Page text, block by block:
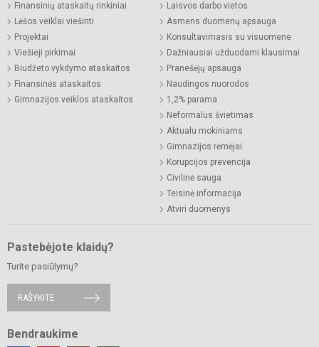
Finansinių ataskaitų rinkiniai
Lėšos veiklai viešinti
Projektai
Viešieji pirkimai
Biudžeto vykdymo ataskaitos
Finansinės ataskaitos
Gimnazijos veiklos ataskaitos
Laisvos darbo vietos
Asmens duomenų apsauga
Konsultavimasis su visuomene
Dažniausiai užduodami klausimai
Pranešėjų apsauga
Naudingos nuorodos
1,2% parama
Neformalus švietimas
Aktualu mokiniams
Gimnazijos rėmėjai
Korupcijos prevencija
Civilinė sauga
Teisinė informacija
Atviri duomenys
Pastebėjote klaidų?
Turite pasiūlymų?
RAŠYKITE
Bendraukime